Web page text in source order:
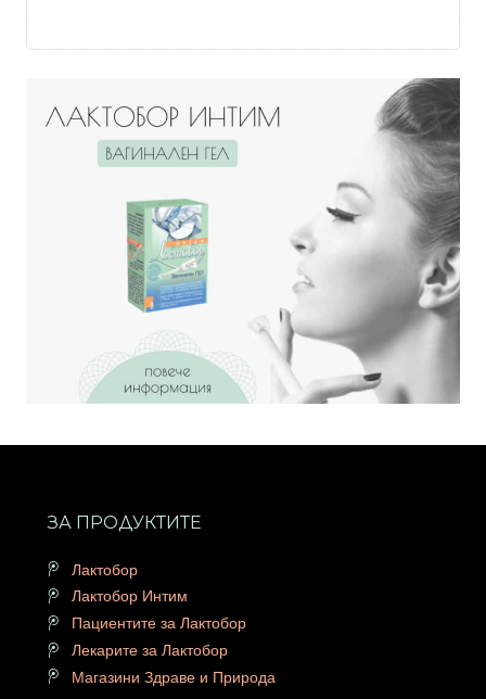
ЗА ПРОДУКТИТЕ
Лактобор
Лактобор Интим
Пациентите за Лактобор
Лекарите за Лактобор
Магазини Здраве и Природа